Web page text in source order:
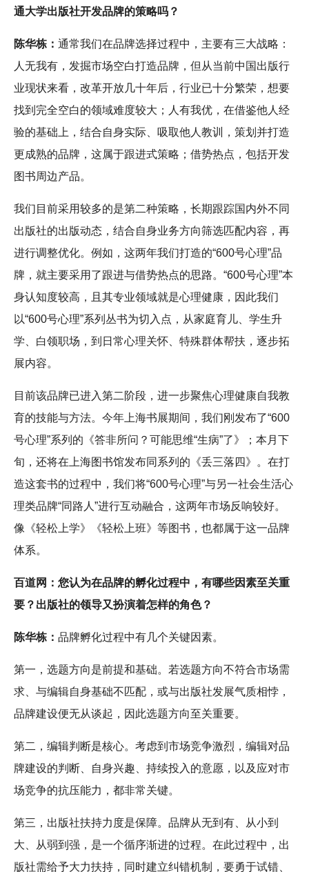
通大学出版社开发品牌的策略吗？
陈华栋： 通常我们在品牌选择过程中，主要有三大战略：
人无我有，发掘市场空白打造品牌，但从当前中国出版行
业现状来看，改革开放几十年后，行业已十分繁荣，想要
找到完全空白的领域难度较大；人有我优，在借鉴他人经
验的基础上，结合自身实际、吸取他人教训，策划并打造
更成熟的品牌，这属于跟进式策略；借势热点，包括开发
图书周边产品。
我们目前采用较多的是第二种策略，长期跟踪国内外不同
出版社的出版动态，结合自身业务方向筛选匹配内容，再
进行调整优化。例如，这两年我们打造的“600号心理”品
牌，就主要采用了跟进与借势热点的思路。“600号心理”本
身认知度较高，且其专业领域就是心理健康，因此我们
以“600号心理”系列丛书为切入点，从家庭育儿、学生升
学、白领职场，到日常心理关怀、特殊群体帮扶，逐步拓
展内容。
目前该品牌已进入第二阶段，进一步聚焦心理健康自我教
育的技能与方法。今年上海书展期间，我们刚发布了“600
号心理”系列的《答非所问？可能思维“生病”了》；本月下
旬，还将在上海图书馆发布同系列的《丢三落四》。在打
造这套书的过程中，我们将“600号心理”与另一社会生活心
理类品牌“同路人”进行互动融合，这两年市场反响较好。
像《轻松上学》《轻松上班》等图书，也都属于这一品牌
体系。
百道网：您认为在品牌的孵化过程中，有哪些因素至关重
要？出版社的领导又扮演着怎样的角色？
陈华栋： 品牌孵化过程中有几个关键因素。
第一，选题方向是前提和基础。若选题方向不符合市场需
求、与编辑自身基础不匹配，或与出版社发展气质相悖，
品牌建设便无从谈起，因此选题方向至关重要。
第二，编辑判断是核心。考虑到市场竞争激烈，编辑对品
牌建设的判断、自身兴趣、持续投入的意愿，以及应对市
场竞争的抗压能力，都非常关键。
第三，出版社扶持力度是保障。品牌从无到有、从小到
大、从弱到强，是一个循序渐进的过程。在此过程中，出
版社需给予大力扶持，同时建立纠错机制，要勇于试错、